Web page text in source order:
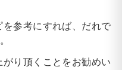
参考にすれば、だれで
がり頂くことをお勧めい